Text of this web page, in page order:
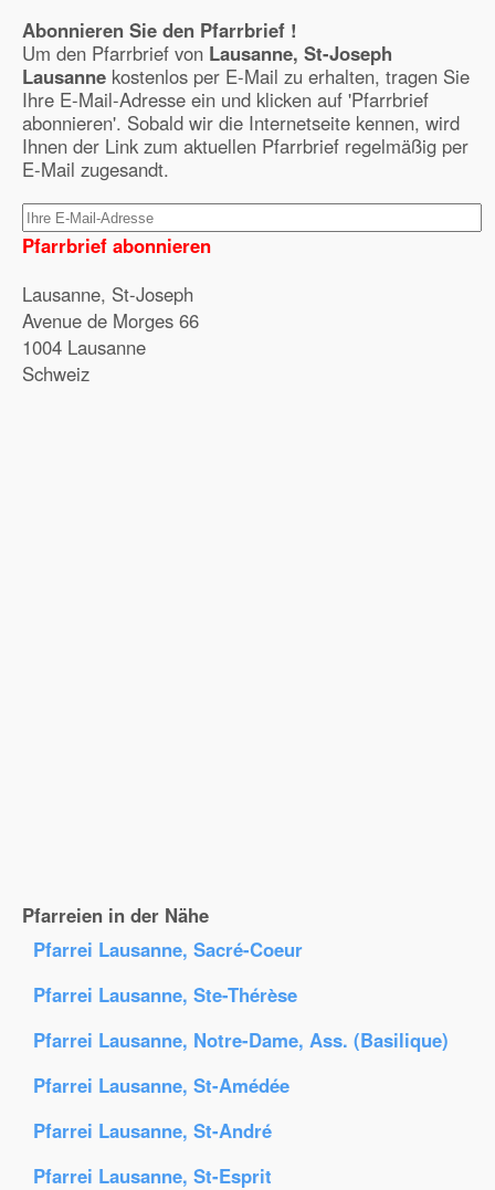
Abonnieren Sie den Pfarrbrief !
Um den Pfarrbrief von Lausanne, St-Joseph
Lausanne kostenlos per E-Mail zu erhalten, tragen Sie
Ihre E-Mail-Adresse ein und klicken auf 'Pfarrbrief
abonnieren'. Sobald wir die Internetseite kennen, wird
Ihnen der Link zum aktuellen Pfarrbrief regelmäßig per
E-Mail zugesandt.
Pfarrbrief abonnieren
Lausanne, St-Joseph
Avenue de Morges 66
1004 Lausanne
Schweiz
Pfarreien in der Nähe
Pfarrei Lausanne, Sacré-Coeur
Pfarrei Lausanne, Ste-Thérèse
Pfarrei Lausanne, Notre-Dame, Ass. (Basilique)
Pfarrei Lausanne, St-Amédée
Pfarrei Lausanne, St-André
Pfarrei Lausanne, St-Esprit